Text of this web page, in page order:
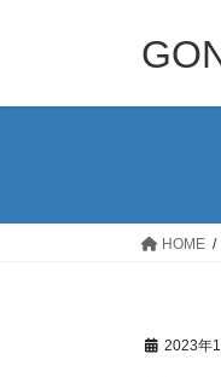
HOME
2023年